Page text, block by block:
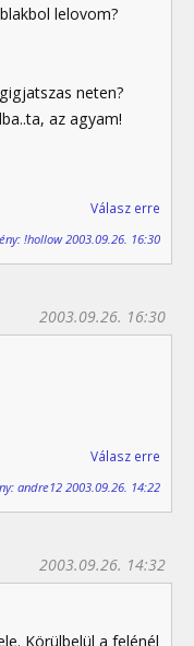
lelovom?
neten?
az agyam!
Válasz erre
!hollow 2003.09.26. 16:30
2003.09.26. 16:30
Válasz erre
andre12 2003.09.26. 14:22
2003.09.26. 14:32
Körülbelül a felénél